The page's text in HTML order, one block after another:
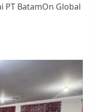
PT BatamOn Global
Batam, Warga
Lahan Mereka
Sekolah Rakyat